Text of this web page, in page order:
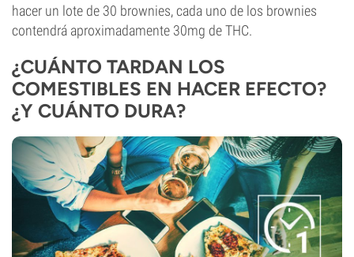
hacer un lote de 30 brownies, cada uno de los brownies
contendrá aproximadamente 30mg de THC.
¿CUÁNTO TARDAN LOS
COMESTIBLES EN HACER EFECTO?
¿Y CUÁNTO DURA?